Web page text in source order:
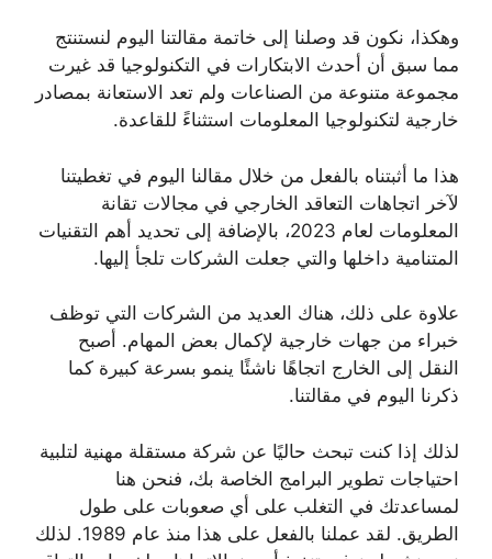
وهكذا، نكون قد وصلنا إلى خاتمة مقالتنا اليوم لنستنتج
مما سبق أن أحدث الابتكارات في التكنولوجيا قد غيرت
مجموعة متنوعة من الصناعات ولم تعد الاستعانة بمصادر
خارجية لتكنولوجيا المعلومات استثناءً للقاعدة.
هذا ما أثبتناه بالفعل من خلال مقالنا اليوم في تغطيتنا
لآخر اتجاهات التعاقد الخارجي في مجالات تقانة
المعلومات لعام 2023، بالإضافة إلى تحديد أهم التقنيات
المتنامية داخلها والتي جعلت الشركات تلجأ إليها.
علاوة على ذلك، هناك العديد من الشركات التي توظف
خبراء من جهات خارجية لإكمال بعض المهام. أصبح
النقل إلى الخارج اتجاهًا ناشئًا ينمو بسرعة كبيرة كما
ذكرنا اليوم في مقالتنا.
لذلك إذا كنت تبحث حاليًا عن شركة مستقلة مهنية لتلبية
احتياجات تطوير البرامج الخاصة بك، فنحن هنا
لمساعدتك في التغلب على أي صعوبات على طول
الطريق. لقد عملنا بالفعل على هذا منذ عام 1989. لذلك